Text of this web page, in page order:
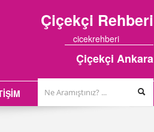
Çiçekçi Rehberi
cicekrehberi
Çiçekçi Ankara